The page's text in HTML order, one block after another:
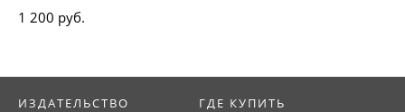
1 200 руб.
ИЗДАТЕЛЬСТВО ГДЕ КУПИТЬ